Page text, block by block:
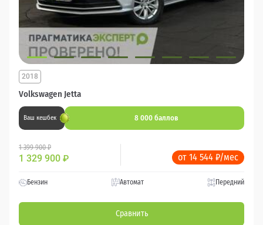
Volkswagen Jetta
2018
Ваш кешбек 8 000 баллов
1 399 900 ₽
1 329 900 ₽ от 14 544 ₽/мес
Бензин Автомат Передний
Сравнить